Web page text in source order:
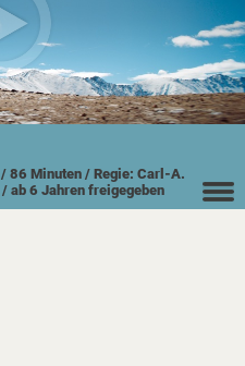
/ 86 Minuten / Regie: Carl-A.
/ ab 6 Jahren freigegeben